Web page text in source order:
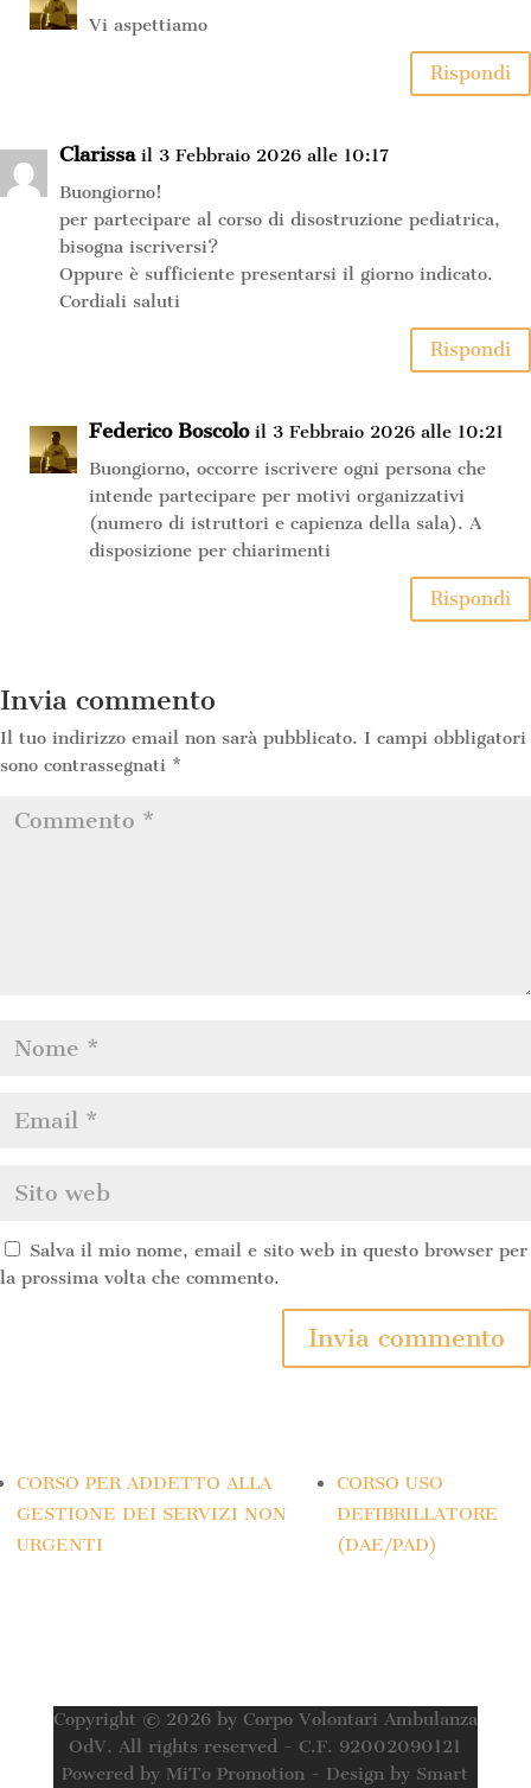
Vi aspettiamo
Rispondi
Clarissa il 3 Febbraio 2026 alle 10:17
Buongiorno!
per partecipare al corso di disostruzione pediatrica,
bisogna iscriversi?
Oppure è sufficiente presentarsi il giorno indicato.
Cordiali saluti
Rispondi
Federico Boscolo il 3 Febbraio 2026 alle 10:21
Buongiorno, occorre iscrivere ogni persona che
intende partecipare per motivi organizzativi
(numero di istruttori e capienza della sala). A
disposizione per chiarimenti
Rispondi
Invia commento
Il tuo indirizzo email non sarà pubblicato. I campi obbligatori
sono contrassegnati *
Salva il mio nome, email e sito web in questo browser per
la prossima volta che commento.
CORSO PER ADDETTO ALLA
GESTIONE DEI SERVIZI NON
URGENTI
CORSO USO
DEFIBRILLATORE
(DAE/PAD)
Copyright © 2026 by Corpo Volontari Ambulanza
OdV. All rights reserved - C.F. 92002090121
Powered by MiTo Promotion - Design by Smart